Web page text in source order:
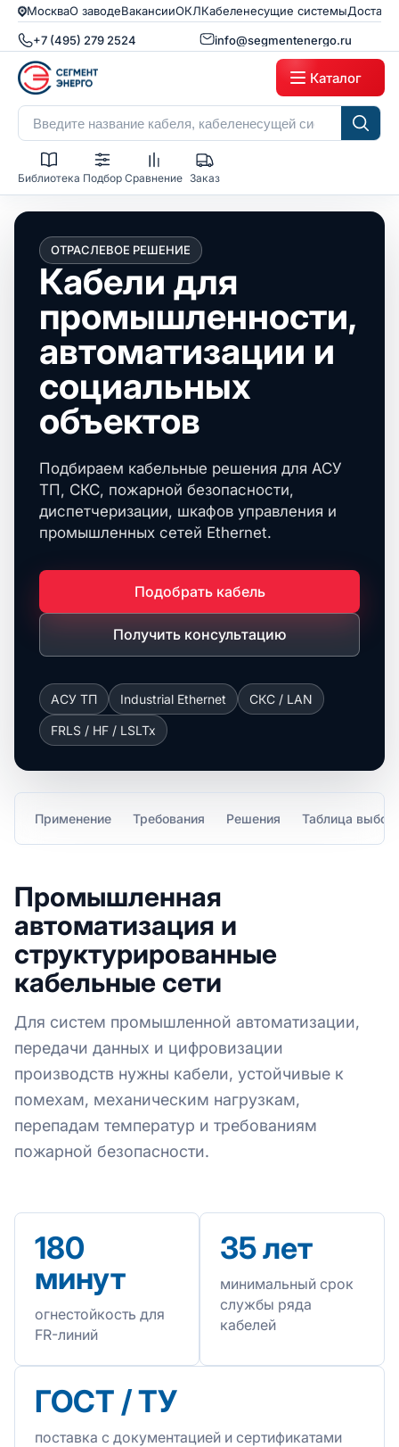
МоскваО заводеВакансииОКЛКабеленесущие системы
+7 (495) 279 2524 info@segmentenergo.ru
Каталог
Библиотека Подбор Сравнение Заказ
ОТРАСЛЕВОЕ РЕШЕНИЕ
Кабели для
промышленности,
автоматизации и
социальных
объектов
Подбираем кабельные решения для АСУ
ТП, СКС, пожарной безопасности,
диспетчеризации, шкафов управления и
промышленных сетей Ethernet.
Подобрать кабель
Получить консультацию
АСУ ТП Industrial Ethernet СКС / LAN
FRLS / HF / LSLTx
Применение Требования Решения Таблица
Промышленная
автоматизация и
структурированные
кабельные сети
Для систем промышленной автоматизации,
передачи данных и цифровизации
производств нужны кабели, устойчивые к
помехам, механическим нагрузкам,
перепадам температур и требованиям
пожарной безопасности.
180
минут
огнестойкость для
FR-линий
35 лет
минимальный срок
службы ряда
кабелей
ГОСТ / ТУ
поставка с документацией и сертификатами